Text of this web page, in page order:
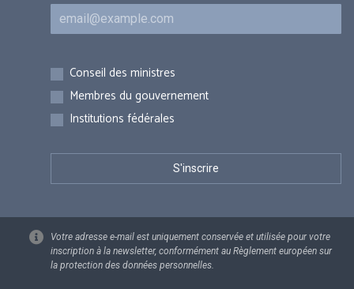
Courriel
Inscriptions
Conseil des ministres
Membres du gouvernement
Institutions fédérales
Votre adresse e-mail est uniquement conservée et utilisée pour votre
inscription à la newsletter, conformément au Règlement européen sur
la protection des données personnelles.